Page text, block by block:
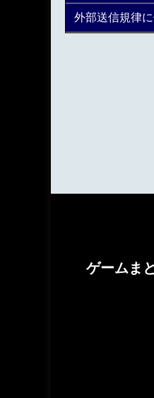
外部送信規律
ゲームま